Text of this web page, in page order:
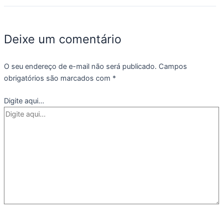
Deixe um comentário
O seu endereço de e-mail não será publicado. Campos
obrigatórios são marcados com *
Digite aqui...